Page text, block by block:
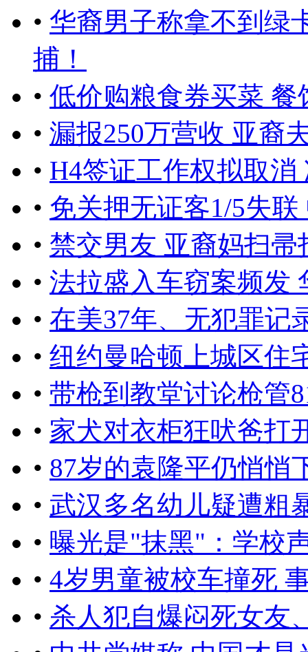
• 华裔男子称拿不到绿
捕！
• 低价购粮食券买菜 餐
• 漏报250万营收 亚裔
• H4签证工作权拟取
• 免关押无证客1/5失
• 禁交男友 亚裔妈扫帚
• 法拉盛入车窃案频发
• 在美37年、无犯罪记
• 纽约曼哈顿上城区住
• 带枪到教堂讨论枪管
• 家犬对衣柜狂吠爸打
• 87岁的袁隆平仍悄悄
• 武汉多名幼儿疑遭粗
• 曝光是"抹黑"：学校
• 4岁男童被校车撞死
• 杀人犯自爆闷死女友